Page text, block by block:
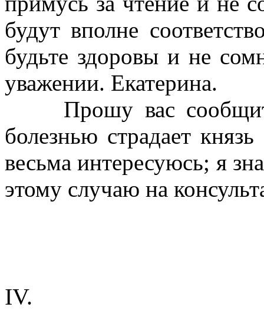
будут вполне
будьте здоровы и не
уважении. Екатерина.
Прошу вас
болезнью страдает
весьма интересуюсь; я
этому случаю на
IV.